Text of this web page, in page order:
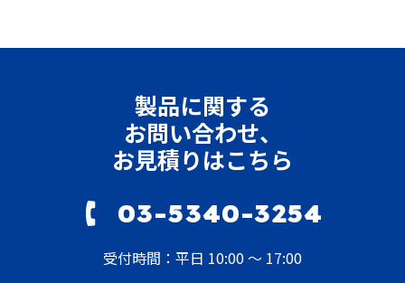
製品に関する
お問い合わせ、
お見積りはこちら
03-5340-3254
受付時間：平日 10:00 ～ 17:00